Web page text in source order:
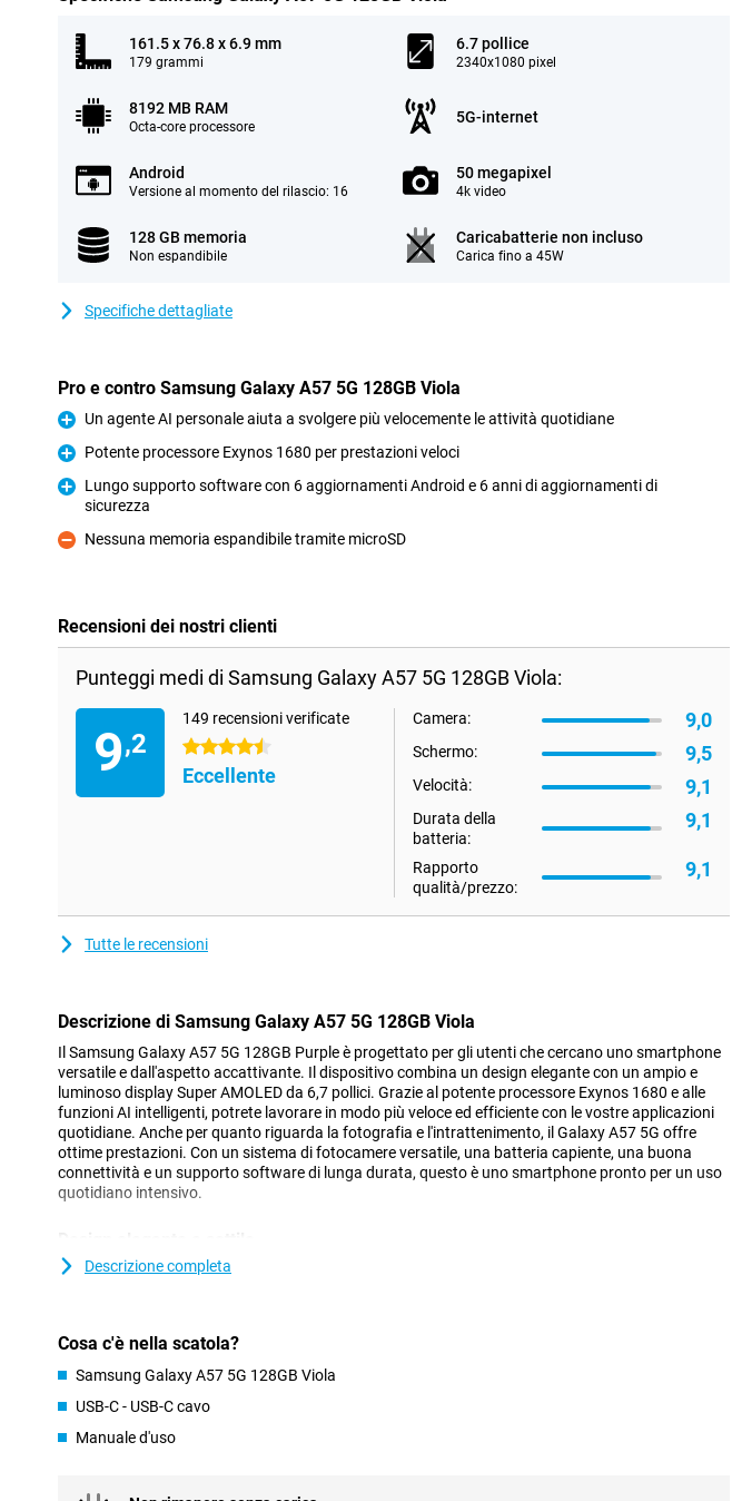
161.5 x 76.8 x 6.9 mm
179 grammi
6.7 pollice
2340x1080 pixel
8192 MB RAM
Octa-core processore
5G-internet
Android
Versione al momento del rilascio: 16
50 megapixel
4k video
128 GB memoria
Non espandibile
Caricabatterie non incluso
Carica fino a 45W
Specifiche dettagliate
Pro e contro Samsung Galaxy A57 5G 128GB Viola
Pro
Un agente AI personale aiuta a svolgere più velocemente le attività quotidiane
Pro
Potente processore Exynos 1680 per prestazioni veloci
Lungo supporto software con 6 aggiornamenti Android e 6 anni di aggiornamenti di
sicurezza
Contro
Nessuna memoria espandibile tramite microSD
Recensioni dei nostri clienti
Punteggi medi di Samsung Galaxy A57 5G 128GB Viola:
9,2
149 recensioni verificate
4.5 stelle
Eccellente
Camera: 9,0
Schermo: 9,5
Velocità: 9,1
Durata della
batteria:
9,1
Rapporto
qualità/prezzo:
9,1
Tutte le recensioni
Descrizione di Samsung Galaxy A57 5G 128GB Viola
Il Samsung Galaxy A57 5G 128GB Purple è progettato per gli utenti che cercano uno smartphone
versatile e dall'aspetto accattivante. Il dispositivo combina un design elegante con un ampio e
luminoso display Super AMOLED da 6,7 pollici. Grazie al potente processore Exynos 1680 e alle
funzioni AI intelligenti, potrete lavorare in modo più veloce ed efficiente con le vostre applicazioni
quotidiane. Anche per quanto riguarda la fotografia e l'intrattenimento, il Galaxy A57 5G offre
ottime prestazioni. Con un sistema di fotocamere versatile, una batteria capiente, una buona
connettività e un supporto software di lunga durata, questo è uno smartphone pronto per un uso
quotidiano intensivo.
Il Samsung Galaxy A57 5G ha un design moderno e riconoscibile che si rifà all'iconico design della
che si fondono sottilmente nel design per un look elegante e minimalista.
Nell'ambito della serie Galaxy A, l'A57 offre un buon equilibrio tra prestazioni e caratteristiche
Samsung Galaxy A37 è un'alternativa interessante.
Descrizione completa
Cosa c'è nella scatola?
Samsung Galaxy A57 5G 128GB Viola
USB-C - USB-C cavo
Manuale d'uso